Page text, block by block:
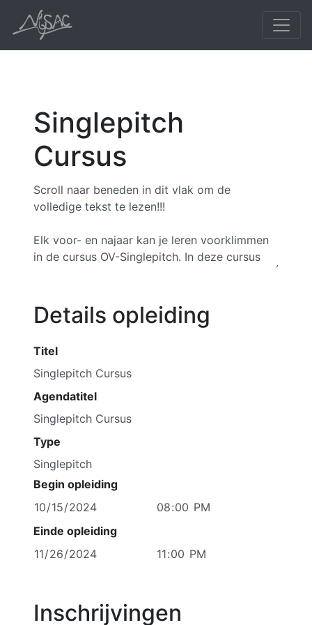
Singlepitch
Cursus
Details opleiding
Titel
Agendatitel
Type
Singlepitch
Begin opleiding
Einde opleiding
Inschrijvingen